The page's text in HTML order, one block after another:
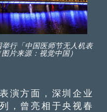
行「中国医师节无人机表
片来源：视觉中国）
方面，深圳企业
，曾亮相于央视春